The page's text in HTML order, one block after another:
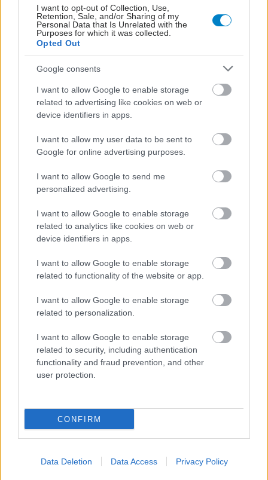
I want to opt-out of Collection, Use,
Retention, Sale, and/or Sharing of my
Personal Data that Is Unrelated with the
Purposes for which it was collected.
Opted Out
Google consents
I want to allow Google to enable storage
related to advertising like cookies on web or
device identifiers in apps.
I want to allow my user data to be sent to
Google for online advertising purposes.
I want to allow Google to send me
personalized advertising.
I want to allow Google to enable storage
related to analytics like cookies on web or
device identifiers in apps.
I want to allow Google to enable storage
related to functionality of the website or app.
I want to allow Google to enable storage
related to personalization.
I want to allow Google to enable storage
related to security, including authentication
functionality and fraud prevention, and other
user protection.
CONFIRM
Data Deletion Data Access Privacy Policy
θεραπείας για τους ασθενείς αυτούς, όμως τα
πρώτα αποτελέσματα, σε σύντομο χρονικό
διάστημα, είναι αισιόδοξα και ενθαρρυντικά».
Προσθέστε το iatronet.gr στο Discover
Ειδήσεις υγείας σήμερα
Σημάδια διπολικής διαταραχής
Αδ. Γεωργιάδης στη Ρόδο: ''Σε ενάμιση χρόνο, το
νοσοκομείο θα είναι καινούργιο''- 'Αμεσα μέτρα
για την αντιμετώπιση των σοβαρών ελλείψεων
προσωπικού